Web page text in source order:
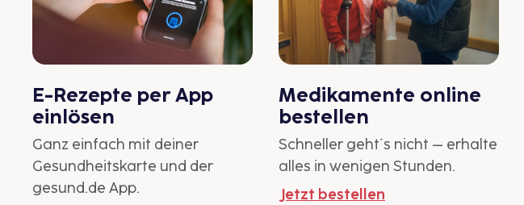
E-Rezepte per App
einlösen
Ganz einfach mit deiner
Gesundheitskarte und der
gesund.de App.
Medikamente online
bestellen
Schneller geht´s nicht – erhalte
alles in wenigen Stunden.
Jetzt bestellen